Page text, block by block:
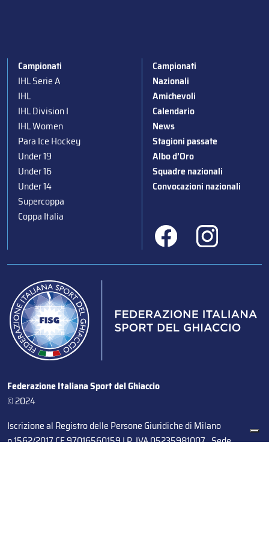
Campionati
IHL Serie A
IHL
IHL Division I
IHL Women
Para Ice Hockey
Under 19
Under 16
Under 14
Supercoppa
Coppa Italia
Campionati
Nazionali
Amichevoli
Calendario
News
Stagioni passate
Albo d’Oro
Squadre nazionali
Convocazioni nazionali
Federazione Italiana Sport del Ghiaccio
© 2024
Iscrizione al Registro delle Persone Giuridiche di Milano
n.1562/2017 CF 97016560159 | P. IVA 05235981007 Sede